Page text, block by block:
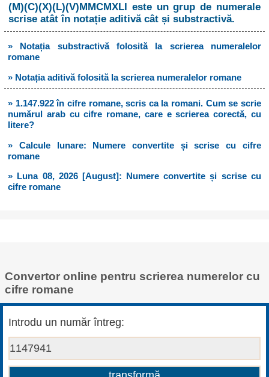
(M)(C)(X)(L)(V)MMCMXLI este un grup de numerale
scrise atât în notație aditivă cât și substractivă.
» Notația substractivă folosită la scrierea numeralelor
romane
» Notația aditivă folosită la scrierea numeralelor romane
» 1.147.922 în cifre romane, scris ca la romani. Cum se scrie
numărul arab cu cifre romane, care e scrierea corectă, cu
litere?
» Calcule lunare: Numere convertite și scrise cu cifre
romane
» Luna 08, 2026 [August]: Numere convertite și scrise cu
cifre romane
Convertor online pentru scrierea numerelor cu
cifre romane
Introdu un număr întreg: